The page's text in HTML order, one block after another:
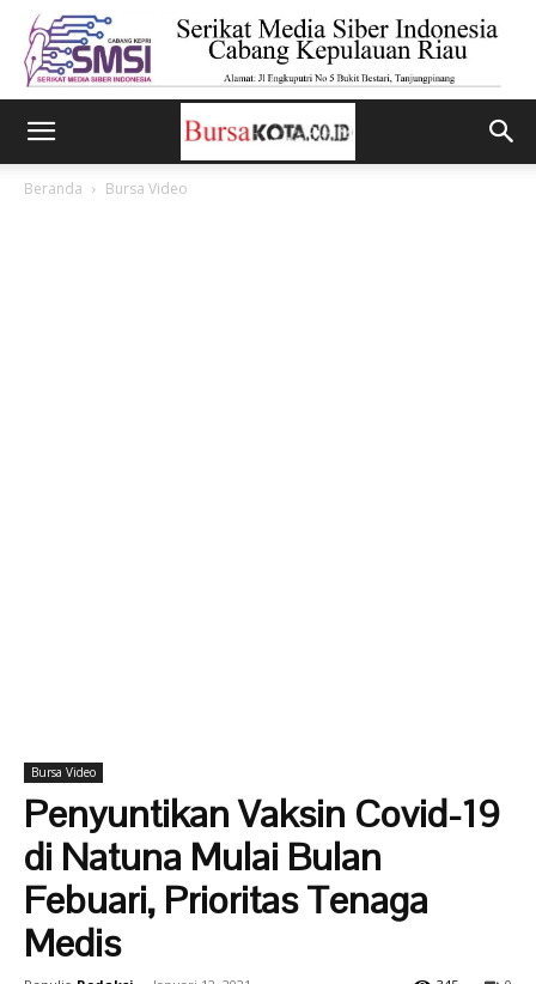
Beranda Bursa Video
Bursa Video
Penyuntikan Vaksin Covid-19
di Natuna Mulai Bulan
Febuari, Prioritas Tenaga
Medis